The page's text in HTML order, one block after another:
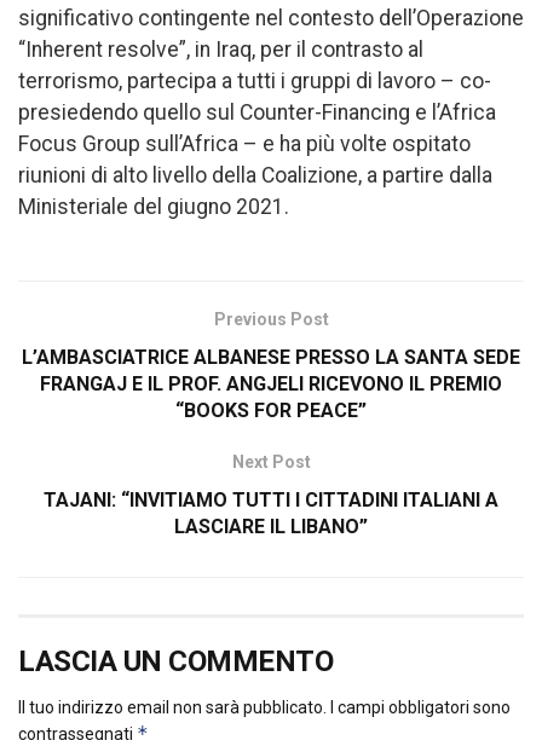
significativo contingente nel contesto dell’Operazione
“Inherent resolve”, in Iraq, per il contrasto al
terrorismo, partecipa a tutti i gruppi di lavoro – co-
presiedendo quello sul Counter-Financing e l’Africa
Focus Group sull’Africa – e ha più volte ospitato
riunioni di alto livello della Coalizione, a partire dalla
Ministeriale del giugno 2021.
Previous Post
L’AMBASCIATRICE ALBANESE PRESSO LA SANTA SEDE
FRANGAJ E IL PROF. ANGJELI RICEVONO IL PREMIO
“BOOKS FOR PEACE”
Next Post
TAJANI: “INVITIAMO TUTTI I CITTADINI ITALIANI A
LASCIARE IL LIBANO”
LASCIA UN COMMENTO
Il tuo indirizzo email non sarà pubblicato. I campi obbligatori sono
contrassegnati *